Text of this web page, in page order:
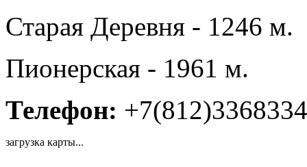
Старая Деревня - 1246 м.
Пионерская - 1961 м.
Телефон: +7(812)3368334
загрузка карты...